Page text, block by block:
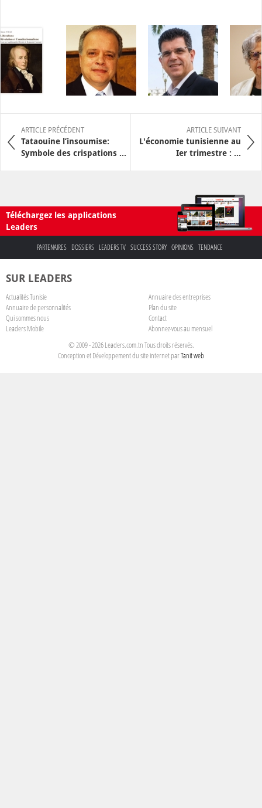
ARTICLE PRÉCÉDENT
Tataouine l’insoumise:
Symbole des crispations ...
ARTICLE SUIVANT
L'économie tunisienne au
Ier trimestre : ...
Téléchargez les applications
Leaders
PARTENAIRES DOSSIERS LEADERS TV SUCCESS STORY OPINIONS TENDANCE
SUR LEADERS
Actualités Tunisie
Annuaire des entreprises
Annuaire de personnalités
Plan du site
Qui sommes nous
Contact
Leaders Mobile
Abonnez-vous au mensuel
© 2009 - 2026 Leaders.com.tn Tous droits réservés.
Conception et Développement du site internet parTanit web